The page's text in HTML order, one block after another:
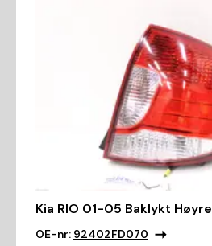
Kia RIO 01-05 Baklykt Høyre
OE-nr: 92402FD070